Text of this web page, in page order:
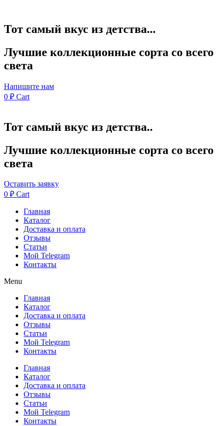
Тот самый вкус из детства...
Лучшие коллекционные сорта со всего
света
Напишите нам
0 ₽ Cart
Тот самый вкус из детства..
Лучшие коллекционные сорта со всего
света
Оставить заявку
0 ₽ Cart
Главная
Каталог
Доставка и оплата
Отзывы
Статьи
Мой Telegram
Контакты
Menu
Главная
Каталог
Доставка и оплата
Отзывы
Статьи
Мой Telegram
Контакты
Главная
Каталог
Доставка и оплата
Отзывы
Статьи
Мой Telegram
Контакты